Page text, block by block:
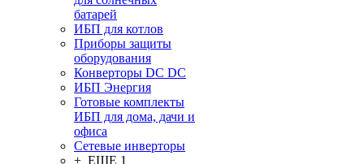
батарей
ИБП для котлов
Приборы защиты
оборудования
Конверторы DC DC
ИБП Энергия
Готовые комплекты
ИБП для дома, дачи и
офиса
Сетевые инверторы
+ ЕЩЕ 1